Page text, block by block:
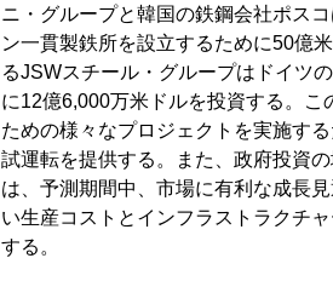
ニ・グループと韓国の鉄鋼会社ポス
ン一貫製鉄所を設立するために50億
るJSWスチール・グループはドイツ
に12億6,000万米ドルを投資する。
ための様々なプロジェクトを実施す
試運転を提供する。また、政府投資
は、予測期間中、市場に有利な成長
い生産コストとインフラストラクチ
する。